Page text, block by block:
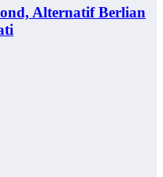
Alternatif Berlian